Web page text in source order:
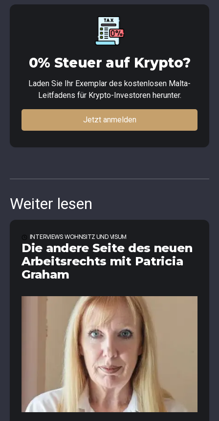
0% Steuer auf Krypto?
Laden Sie Ihr Exemplar des kostenlosen Malta-
Leitfadens für Krypto-Investoren herunter.
Jetzt anmelden
Weiter lesen
INTERVIEWS WOHNSITZ UND VISUM
Die andere Seite des neuen
Arbeitsrechts mit Patricia
Graham